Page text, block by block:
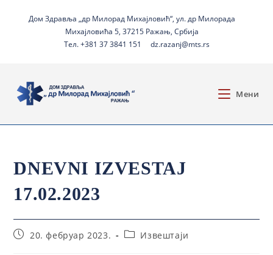
Дом Здравља „др Милорад Михајловић“, ул. др Милорада
Михајловића 5, 37215 Ражањ, Србија
Тел. +381 37 3841 151
dz.razanj@mts.rs
Мени
DNEVNI IZVESTAJ
17.02.2023
20. фебруар 2023. Извештаји